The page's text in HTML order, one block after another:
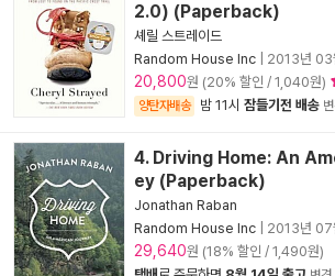
2.0) (Paperback)
셰릴 스트레이드
Random House Inc
2013년 03
20,800원 (20% 할인 / 1,040원)
양탄자배송 밤 11시 잠들기전 배송
4. Driving Home: An
ey (Paperback)
Jonathan Raban
Random House Inc
2013년 07
29,640원 (18% 할인 / 1,490원)